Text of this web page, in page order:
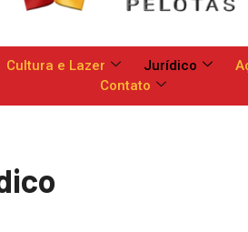
Cultura e Lazer Jurídico
Contato